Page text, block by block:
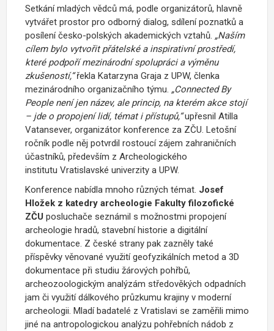
Setkání mladých vědců má, podle organizátorů, hlavně
vytvářet prostor pro odborný dialog, sdílení poznatků a
posílení česko-polských akademických vztahů. „Naším
cílem bylo vytvořit přátelské a inspirativní prostředí,
které podpoří mezinárodní spolupráci a výměnu
zkušeností,“řekla Katarzyna Graja z UPW, členka
mezinárodního organizačního týmu. „Connected By
People není jen název, ale princip, na kterém akce stojí
– jde o propojení lidí, témat i přístupů,“upřesnil Atilla
Vatansever, organizátor konference za ZČU. Letošní
ročník podle něj potvrdil rostoucí zájem zahraničních
účastníků, především z Archeologického
institutu Vratislavské univerzity a UPW.
Konference nabídla mnoho různých témat. Josef
Hložek z katedry archeologie Fakulty filozofické
ZČU posluchače seznámil s možnostmi propojení
archeologie hradů, stavební historie a digitální
dokumentace. Z české strany pak zazněly také
příspěvky věnované využití geofyzikálních metod a 3D
dokumentace při studiu žárových pohřbů,
archeozoologickým analýzám středověkých odpadních
jam či využití dálkového průzkumu krajiny v moderní
archeologii. Mladí badatelé z Vratislavi se zaměřili mimo
jiné na antropologickou analýzu pohřebních nádob z